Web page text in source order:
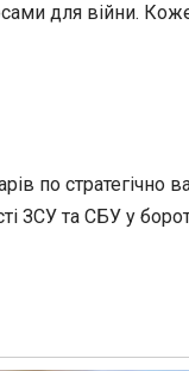
для війни.
по стратегічно
ЗСУ та СБУ у